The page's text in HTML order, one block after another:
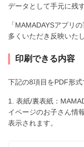
データとして手元に残
「MAMADAYSアプリ
多くいただき反映いた
印刷できる内容
下記の8項目をPDF形式
1. 表紙/裏表紙：
イページのお子さん情
表示されます。